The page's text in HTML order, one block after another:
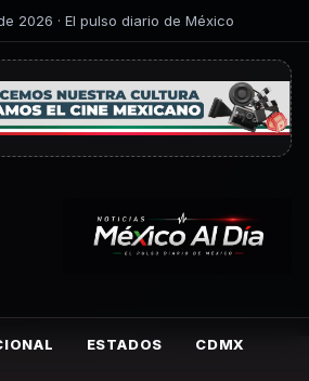
2026 · El pulso diario de México
ESTADOS CDMX